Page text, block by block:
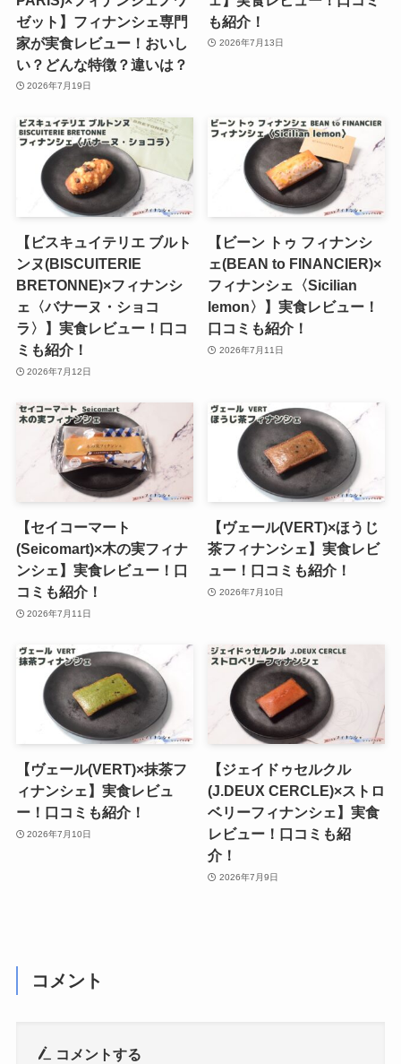
ゼット】フィナンシェ専門
家が実食レビュー！おいし
い？どんな特徴？違いは？
2026年7月19日
も紹介！
2026年7月13日
【ビスキュイテリエ ブルト
ンヌ(BISCUITERIE
BRETONNE)×フィナンシ
ェ〈バナーヌ・ショコ
ラ〉】実食レビュー！口コ
ミも紹介！
2026年7月12日
【ビーン トゥ フィナンシ
ェ(BEAN to FINANCIER)×
フィナンシェ〈Sicilian
lemon〉】実食レビュー！
口コミも紹介！
2026年7月11日
【セイコーマート
(Seicomart)×木の実フィナ
ンシェ】実食レビュー！口
コミも紹介！
2026年7月11日
【ヴェール(VERT)×ほうじ
茶フィナンシェ】実食レビ
ュー！口コミも紹介！
2026年7月10日
【ヴェール(VERT)×抹茶フ
ィナンシェ】実食レビュ
ー！口コミも紹介！
2026年7月10日
【ジェイドゥセルクル
(J.DEUX CERCLE)×ストロ
ベリーフィナンシェ】実食
レビュー！口コミも紹
介！
2026年7月9日
コメント
コメントする